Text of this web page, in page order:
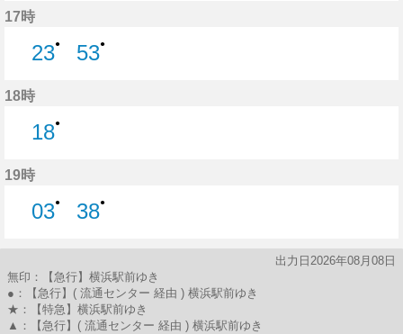
17時
23●
53●
18時
18●
19時
03●
38●
出力日2026年08月08日
無印：【急行】横浜駅前ゆき
●：【急行】( 流通センター 経由 ) 横浜駅前ゆき
★：【特急】横浜駅前ゆき
▲：【急行】( 流通センター 経由 ) 横浜駅前ゆき